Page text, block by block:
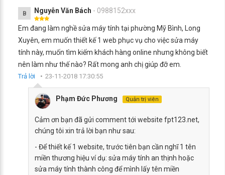
B Nguyễn Văn Bách - 0988152xxx
Em đang làm nghề sửa máy tính tại phường Mỹ Bình, Long
Xuyên, em muốn thiết kế 1 web phục vụ cho việc sửa máy
tính này, muốn tìm kiếm khách hàng online nhưng không biết
nên làm như thế nào? Rất mong anh chị giúp đỡ em.
Trả lời 23-11-2018 17:30:55
Phạm Đức Phương Quản trị viên
Cảm ơn bạn đã gửi comment tới website fpt123.net,
chúng tôi xin trả lời bạn như sau:
- Để thiết kế 1 website, trước tiên bạn cần nghĩ 1 tên
miền thương hiệu ví dụ: sửa máy tính an thịnh hoặc
sửa máy tính thành công để mình lấy tên miền